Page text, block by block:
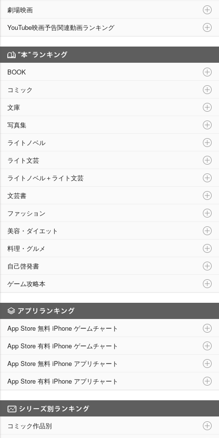
劇場映画
YouTube映画予告関連動画ランキング
BOOK
コミック
文庫
写真集
ライトノベル
ライト文芸
ライトノベル＋ライト文芸
文芸書
ファッション
美容・ダイエット
料理・グルメ
自己啓発書
ゲーム攻略本
App Store 無料 iPhone ゲームチャート
App Store 有料 iPhone ゲームチャート
App Store 無料 iPhone アプリチャート
App Store 有料 iPhone アプリチャート
コミック作品別